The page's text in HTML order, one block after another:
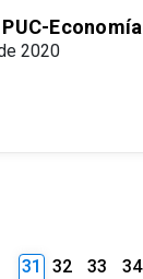
Economía
2020
31 32 33
34